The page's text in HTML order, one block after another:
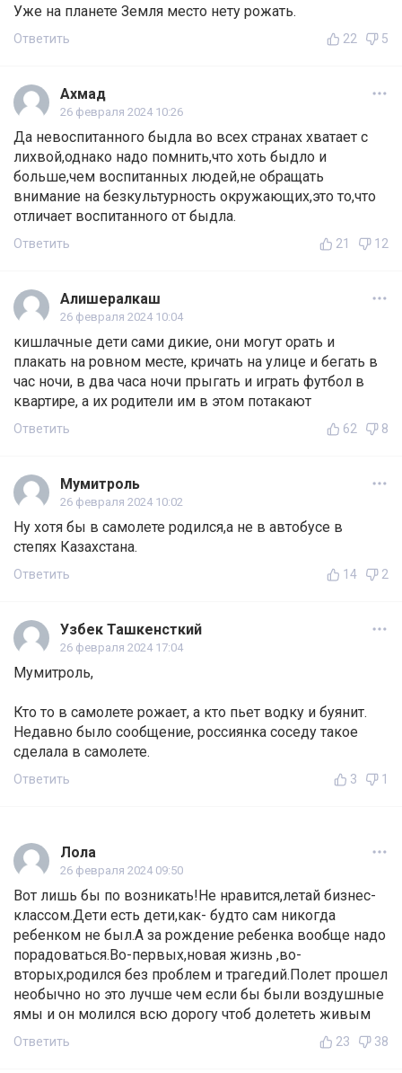
Уже на планете Земля место нету рожать.
Ответить 22 5
Ахмад
26 февраля 2024 10:26
Да невоспитанного быдла во всех странах хватает с
лихвой,однако надо помнить,что хоть быдло и
больше,чем воспитанных людей,не обращать
внимание на безкультурность окружающих,это то,что
отличает воспитанного от быдла.
Ответить 21 12
Алишералкаш
26 февраля 2024 10:04
кишлачные дети сами дикие, они могут орать и
плакать на ровном месте, кричать на улице и бегать в
час ночи, в два часа ночи прыгать и играть футбол в
квартире, а их родители им в этом потакают
Ответить 62 8
Мумитроль
26 февраля 2024 10:02
Ну хотя бы в самолете родился,а не в автобусе в
степях Казахстана.
Ответить 14 2
Узбек Ташкенсткий
26 февраля 2024 17:04
Мумитроль,
Кто то в самолете рожает, а кто пьет водку и буянит.
Недавно было сообщение, россиянка соседу такое
сделала в самолете.
Ответить 3 1
Лола
26 февраля 2024 09:50
Вот лишь бы по возникать!Не нравится,летай бизнес-
классом.Дети есть дети,как- будто сам никогда
ребенком не был.А за рождение ребенка вообще надо
порадоваться.Во-первых,новая жизнь ,во-
вторых,родился без проблем и трагедий.Полет прошел
необычно но это лучше чем если бы были воздушные
ямы и он молился всю дорогу чтоб долететь живым
Ответить 23 38